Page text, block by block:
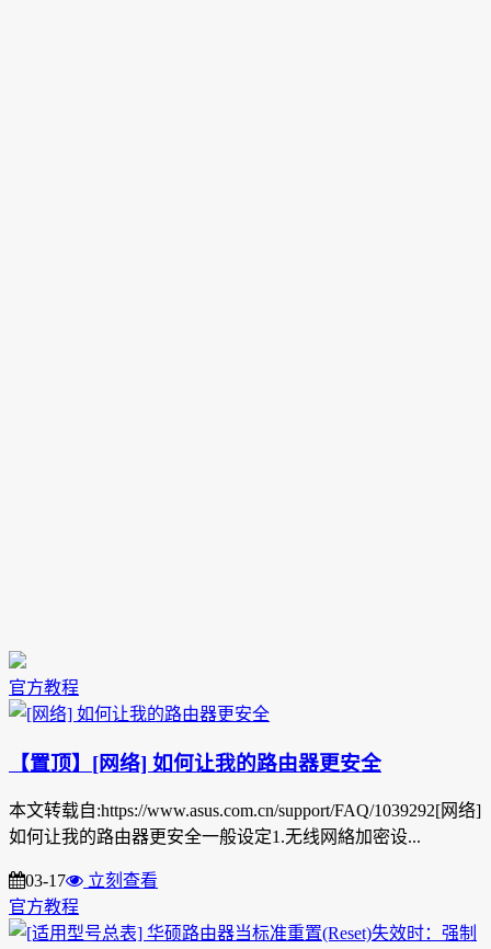
官方教程
【置顶】[网络] 如何让我的路由器更安全
本文转载自:https://www.asus.com.cn/support/FAQ/1039292[网络]
如何让我的路由器更安全一般设定1.无线网絡加密设...
03-17
立刻查看
官方教程